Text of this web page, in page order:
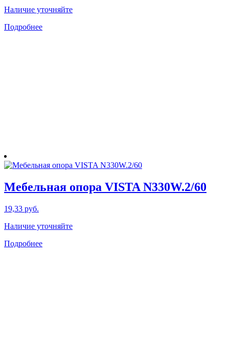
Наличие уточняйте
Подробнее
Мебельная опора VISTA N330W.2/60
19,33 руб.
Наличие уточняйте
Подробнее